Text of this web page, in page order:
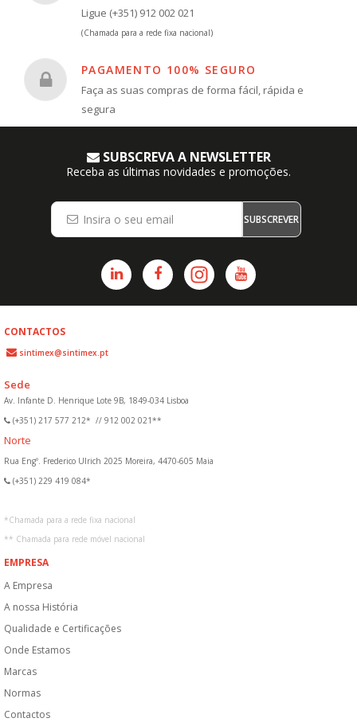
Ligue (+351) 912 002 021
(Chamada para a rede fixa nacional)
PAGAMENTO 100% SEGURO
Faça as suas compras de forma fácil, rápida e
segura
SUBSCREVA A NEWSLETTER
Receba as últimas novidades e promoções.
SUBSCREVER
CONTACTOS
sintimex@sintimex.pt
Sede
Av. Infante D. Henrique Lote 9B, 1849-034 Lisboa
(+351) 217 577 212* // 912 002 021**
Norte
Rua Engº. Frederico Ulrich 2025 Moreira, 4470-605 Maia
(+351) 229 419 084*
*Chamada para a rede fixa nacional
** Chamada para rede móvel nacional
EMPRESA
A Empresa
A nossa História
Qualidade e Certificações
Onde Estamos
Marcas
Normas
Contactos